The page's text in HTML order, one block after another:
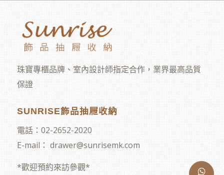
珠寶專櫃品牌、室內設計師指定合作，業界最高品質
保證
SUNRISE飾品抽屜收納
電話： 02-2652-2020
E-mail： drawer@sunrisemk.com
*歡迎預約來訪參觀*